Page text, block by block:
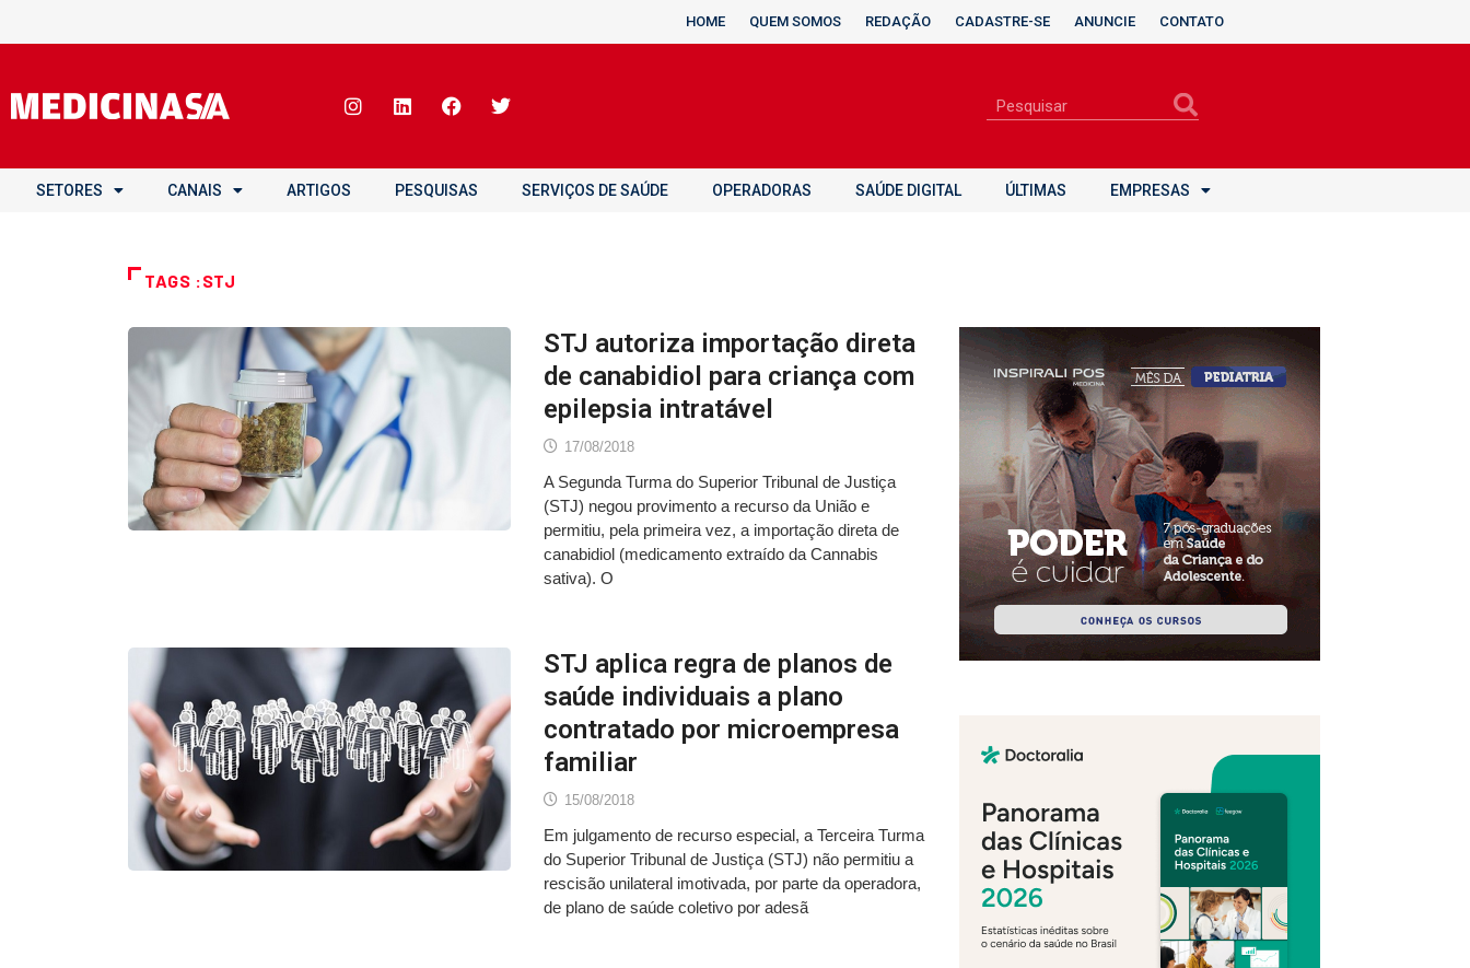
HOME QUEM SOMOS REDAÇÃO CADASTRE-SE ANUNCIE CONTATO
SETORES CANAIS ARTIGOS PESQUISAS SERVIÇOS DE SAÚDE OPERADORAS SAÚDE DIGITAL ÚLTIMAS EMPRESAS
TAGS :STJ
STJ autoriza importação direta
de canabidiol para criança com
epilepsia intratável
17/08/2018
A Segunda Turma do Superior Tribunal de Justiça
(STJ) negou provimento a recurso da União e
permitiu, pela primeira vez, a importação direta de
canabidiol (medicamento extraído da Cannabis
sativa). O
STJ aplica regra de planos de
saúde individuais a plano
contratado por microempresa
familiar
15/08/2018
Em julgamento de recurso especial, a Terceira Turma
do Superior Tribunal de Justiça (STJ) não permitiu a
rescisão unilateral imotivada, por parte da operadora,
de plano de saúde coletivo por adesã